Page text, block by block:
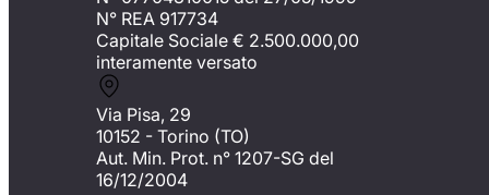
N° REA 917734
Capitale Sociale € 2.500.000,00
interamente versato
Via Pisa, 29
10152 - Torino (TO)
Aut. Min. Prot. n° 1207-SG del
16/12/2004